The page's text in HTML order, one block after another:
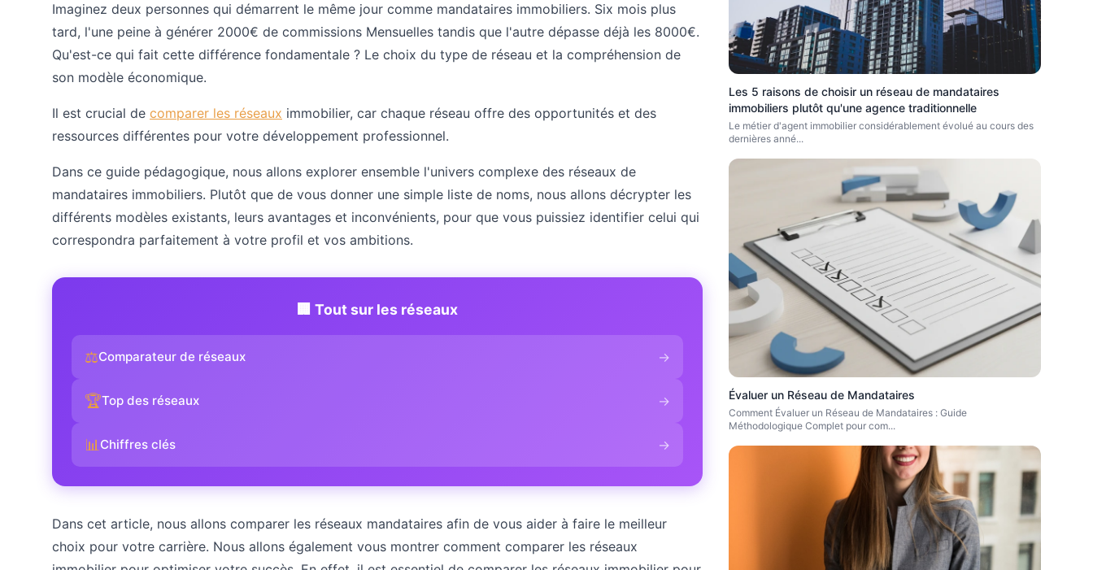
Imaginez deux personnes qui démarrent le même jour comme mandataires immobiliers. Six mois plus
tard, l'une peine à générer 2000€ de commissions Mensuelles tandis que l'autre dépasse déjà les 8000€.
Qu'est-ce qui fait cette différence fondamentale ? Le choix du type de réseau et la compréhension de
son modèle économique.
Il est crucial de comparer les réseaux immobilier, car chaque réseau offre des opportunités et des
ressources différentes pour votre développement professionnel.
Dans ce guide pédagogique, nous allons explorer ensemble l'univers complexe des réseaux de
mandataires immobiliers. Plutôt que de vous donner une simple liste de noms, nous allons décrypter les
différents modèles existants, leurs avantages et inconvénients, pour que vous puissiez identifier celui qui
correspondra parfaitement à votre profil et vos ambitions.
🏢 Tout sur les réseaux
⚖️Comparateur de réseaux →
🏆Top des réseaux →
📊Chiffres clés →
Dans cet article, nous allons comparer les réseaux mandataires afin de vous aider à faire le meilleur
choix pour votre carrière. Nous allons également vous montrer comment comparer les réseaux
Les 5 raisons de choisir un réseau de mandataires
immobiliers plutôt qu'une agence traditionnelle
Le métier d'agent immobilier considérablement évolué au cours des
dernières anné...
Évaluer un Réseau de Mandataires
Comment Évaluer un Réseau de Mandataires : Guide
Méthodologique Complet pour com...